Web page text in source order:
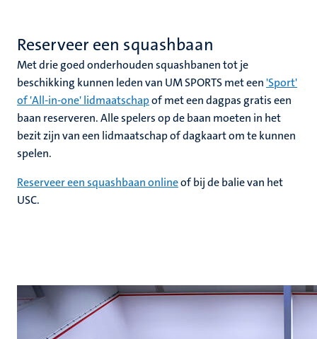
Reserveer een squashbaan
Met drie goed onderhouden squashbanen tot je
beschikking kunnen leden van UM SPORTS met een'Sport'
of 'All-in-one' lidmaatschapof met een dagpas gratis een
baan reserveren. Alle spelers op de baan moeten in het
bezit zijn van een lidmaatschap of dagkaart om te kunnen
spelen.
Reserveer een squashbaan onlineof bij de balie van het
USC.